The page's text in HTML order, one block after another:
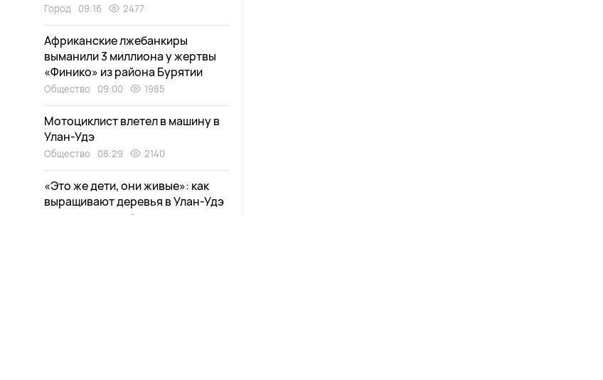
Город 09:16 2477
Африканские лжебанкиры
выманили 3 миллиона у жертвы
«Финико» из района Бурятии
Общество 09:00 1985
Мотоциклист влетел в машину в
Улан-Удэ
Общество 08:29 2140
«Это же дети, они живые»: как
выращивают деревья в Улан-Удэ